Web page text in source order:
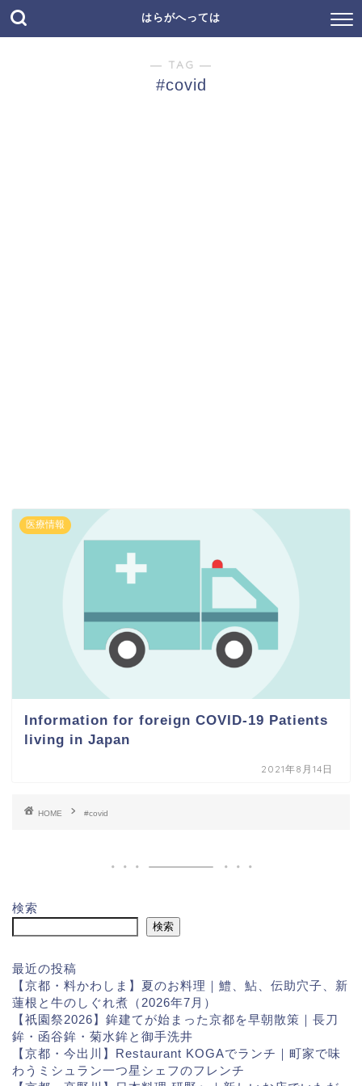
はらがへっては
― TAG ―
#covid
医療情報
Information for foreign COVID-19 Patients
living in Japan
2021年8月14日
HOME #covid
検索
検索
最近の投稿
【京都・料かわしま】夏のお料理｜鱧、鮎、伝助穴子、新
蓮根と牛のしぐれ煮（2026年7月）
【祇園祭2026】鉾建てが始まった京都を早朝散策｜長刀
鉾・函谷鉾・菊水鉾と御手洗井
【京都・今出川】Restaurant KOGAでランチ｜町家で味
わうミシュラン一つ星シェフのフレンチ